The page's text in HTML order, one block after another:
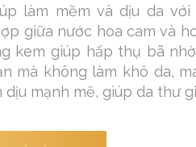
làm mềm và dịu da
giữa nước hoa cam và
kem giúp hấp thụ bã
mà không làm khô da,
mạnh mẽ, giúp da thư